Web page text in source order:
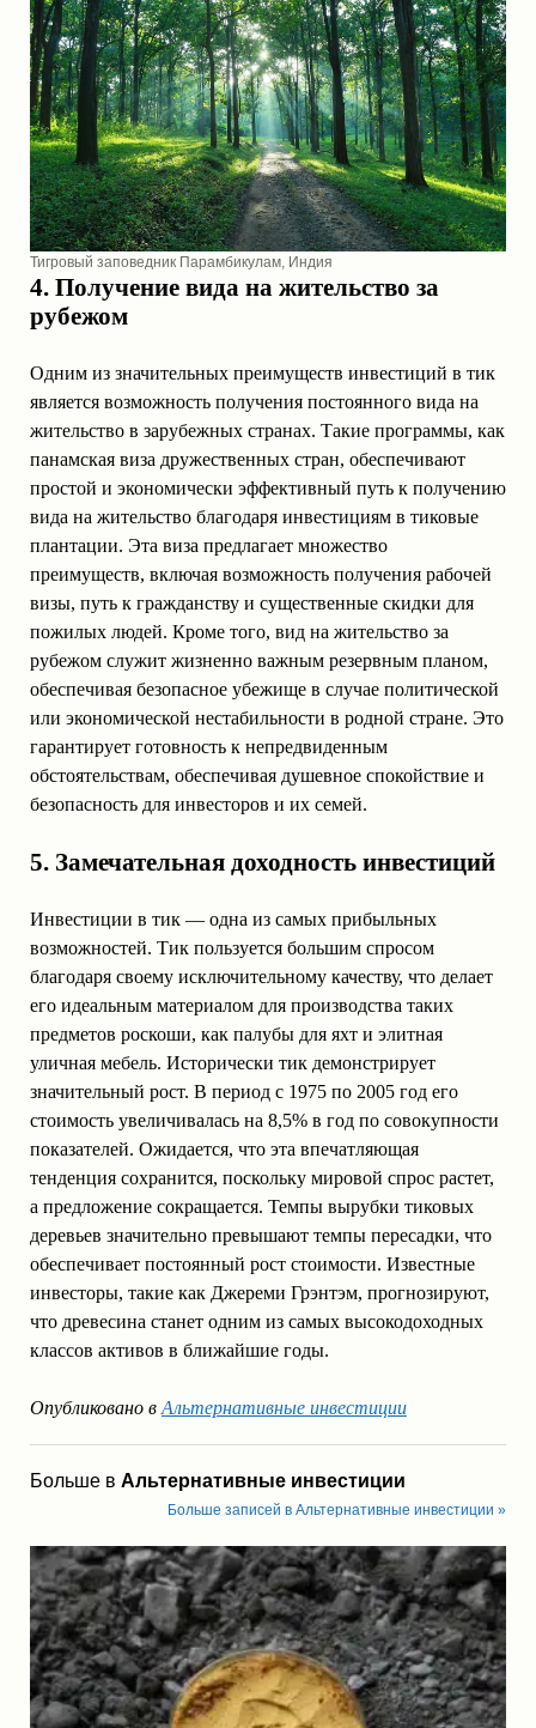
Тигровый заповедник Парамбикулам, Индия
4. Получение вида на жительство за
рубежом
Одним из значительных преимуществ инвестиций в тик
является возможность получения постоянного вида на
жительство в зарубежных странах. Такие программы, как
панамская виза дружественных стран, обеспечивают
простой и экономически эффективный путь к получению
вида на жительство благодаря инвестициям в тиковые
плантации. Эта виза предлагает множество
преимуществ, включая возможность получения рабочей
визы, путь к гражданству и существенные скидки для
пожилых людей. Кроме того, вид на жительство за
рубежом служит жизненно важным резервным планом,
обеспечивая безопасное убежище в случае политической
или экономической нестабильности в родной стране. Это
гарантирует готовность к непредвиденным
обстоятельствам, обеспечивая душевное спокойствие и
безопасность для инвесторов и их семей.
5. Замечательная доходность инвестиций
Инвестиции в тик — одна из самых прибыльных
возможностей. Тик пользуется большим спросом
благодаря своему исключительному качеству, что делает
его идеальным материалом для производства таких
предметов роскоши, как палубы для яхт и элитная
уличная мебель. Исторически тик демонстрирует
значительный рост. В период с 1975 по 2005 год его
стоимость увеличивалась на 8,5% в год по совокупности
показателей. Ожидается, что эта впечатляющая
тенденция сохранится, поскольку мировой спрос растет,
а предложение сокращается. Темпы вырубки тиковых
деревьев значительно превышают темпы пересадки, что
обеспечивает постоянный рост стоимости. Известные
инвесторы, такие как Джереми Грэнтэм, прогнозируют,
что древесина станет одним из самых высокодоходных
классов активов в ближайшие годы.
Опубликовано в Альтернативные инвестиции
Больше в Альтернативные инвестиции
Больше записей в Альтернативные инвестиции »